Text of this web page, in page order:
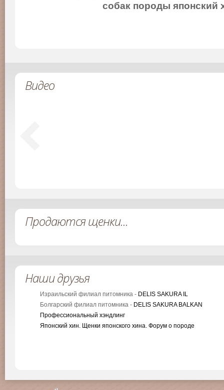
собак породы японский
Видео
Продаются щенки...
Наши друзья
Израильский филиал питомника - DELIS SAKURA IL
Болгарский филиал питомника - DELIS SAKURA BALKAN
Профессиональный хэндлинг
Японский хин. Щенки японского хина. Форум о породе